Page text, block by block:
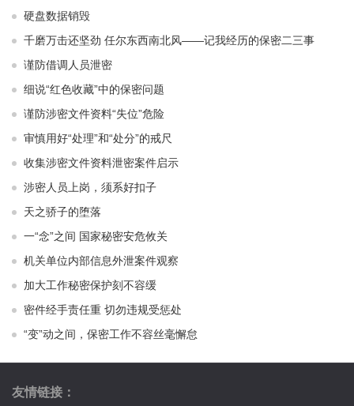
硬盘数据销毁
千磨万击还坚劲 任尔东西南北风——记我经历的保密二三事
谨防借调人员泄密
细说“红色收藏”中的保密问题
谨防涉密文件资料“失位”危险
审慎用好“处理”和“处分”的戒尺
收集涉密文件资料泄密案件启示
涉密人员上岗，须系好扣子
天之骄子的堕落
一“念”之间 国家秘密安危攸关
机关单位内部信息外泄案件观察
加大工作秘密保护刻不容缓
密件经手责任重 切勿违规受惩处
“变”动之间，保密工作不容丝毫懈怠
友情链接：